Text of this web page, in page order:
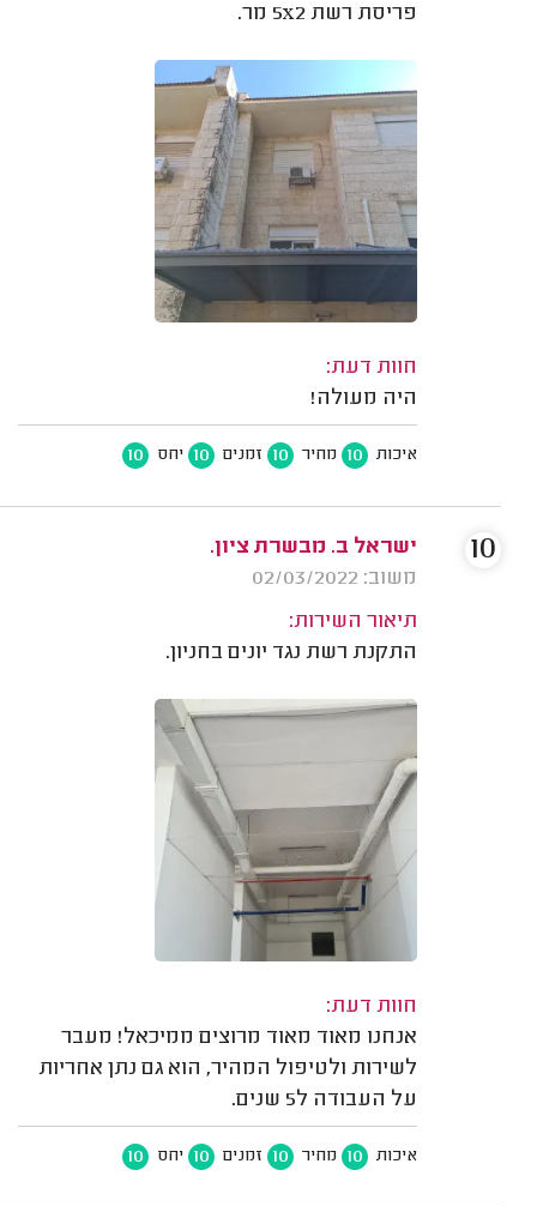
פריסת רשת 5x2 מר.
חוות דעת:
היה מעולה!
איכות 10 מחיר 10 זמנים 10 יחס 10
ישראל ב. מבשרת ציון.
משוב: 02/03/2022
תיאור השירות:
התקנת רשת נגד יונים בחניון.
חוות דעת:
אנחנו מאוד מאוד מרוצים ממיכאל! מעבר
לשירות ולטיפול המהיר, הוא גם נתן אחריות
על העבודה ל5 שנים.
איכות 10 מחיר 10 זמנים 10 יחס 10
10